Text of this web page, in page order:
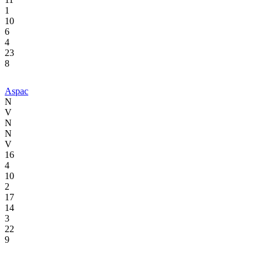
1
10
6
4
23
8
Aspac
N
V
N
N
V
16
4
10
2
17
14
3
22
9